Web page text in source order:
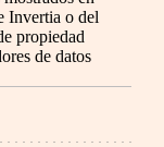
Invertia o del
propiedad
de datos